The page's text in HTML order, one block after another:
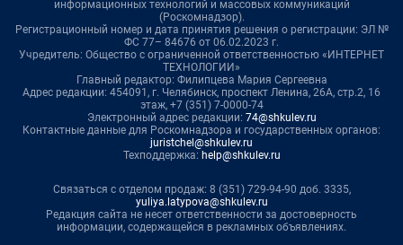
информационных технологий и массовых коммуникаций
(Роскомнадзор).
Регистрационный номер и дата принятия решения о регистрации: ЭЛ №
ФС 77– 84676 от 06.02.2023 г.
Учредитель: Общество с ограниченной ответственностью «ИНТЕРНЕТ
ТЕХНОЛОГИИ»
Главный редактор: Филипцева Мария Сергеевна
Адрес редакции: 454091, г. Челябинск, проспект Ленина, 26А, стр.2, 16
этаж, +7 (351) 7-0000-74
Электронный адрес редакции: 74@shkulev.ru
Контактные данные для Роскомнадзора и государственных органов:
juristchel@shkulev.ru
Техподдержка: help@shkulev.ru
Связаться с отделом продаж: 8 (351) 729-94-90 доб. 3335,
yuliya.latypova@shkulev.ru
Редакция сайта не несет ответственности за достоверность
информации, содержащейся в рекламных объявлениях.